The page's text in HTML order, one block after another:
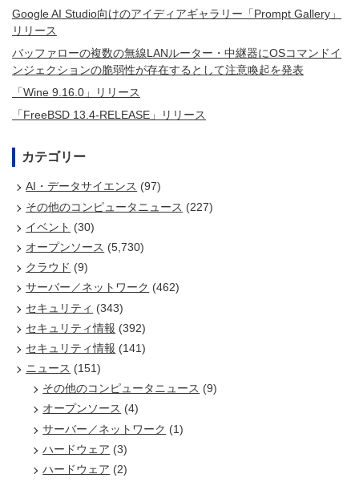
Google AI Studio向けのアイディアギャラリー「Prompt Gallery」
リリース
バッファローの複数の無線LANルーター・中継器にOSコマンドイ
ンジェクションの脆弱性が存在するとして注意喚起を発表
「Wine 9.16.0」リリース
「FreeBSD 13.4-RELEASE」リリース
カテゴリー
AI・データサイエンス (97)
その他のコンピュータニュース (227)
イベント (30)
オープンソース (5,730)
クラウド (9)
サーバー／ネットワーク (462)
セキュリティ (343)
セキュリティ情報 (392)
セキュリティ情報 (141)
ニュース (151)
その他のコンピュータニュース (9)
オープンソース (4)
サーバー／ネットワーク (1)
ハードウェア (3)
ハードウェア (2)